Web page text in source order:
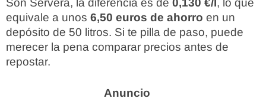
Son Servera, la diferencia es de 0,130 €/l, lo que
equivale a unos 6,50 euros de ahorro en un
depósito de 50 litros. Si te pilla de paso, puede
merecer la pena comparar precios antes de
repostar.